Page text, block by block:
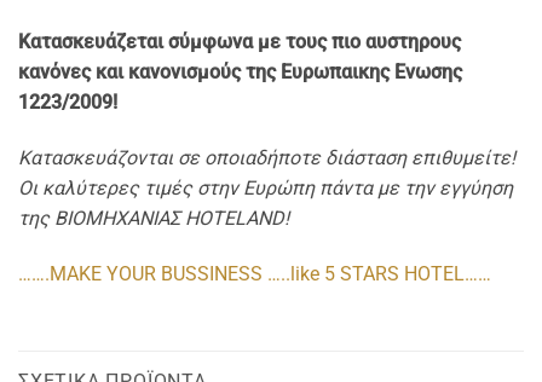
Κατασκευάζεται σύμφωνα με τους πιο αυστηρους
κανόνες και κανονισμούς της Ευρωπαικης Ενωσης
1223/2009!
Κατασκευάζονται σε οποιαδήποτε διάσταση επιθυμείτε!
Οι καλύτερες τιμές στην Ευρώπη πάντα με την εγγύηση
της ΒΙΟΜΗΧΑΝΙΑΣ HOTELAND!
…….MAKE YOUR BUSSINESS …..like 5 STARS HOTEL……